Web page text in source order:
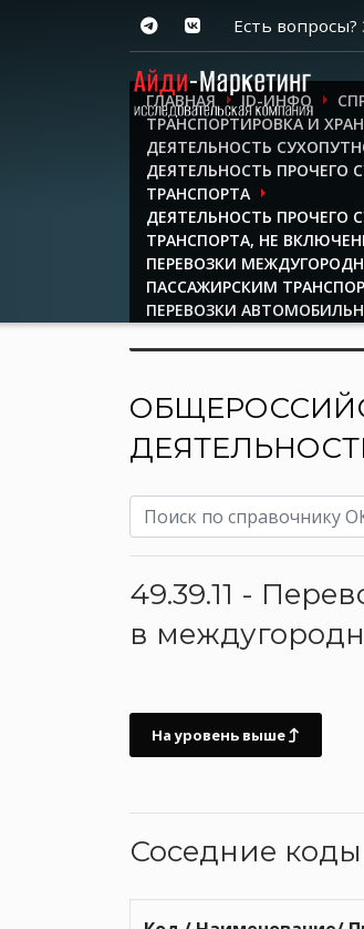
Есть
ГЛАВНАЯ ID-ИНФО
ТРАНСПОРТИРОВКА И
ДЕЯТЕЛЬНОСТЬ
ДЕЯТЕЛЬНОСТЬ ПРОЧЕГО
ТРАНСПОРТА
ДЕЯТЕЛЬНОСТЬ ПРОЧЕГО
ТРАНСПОРТА, НЕ
ПЕРЕВОЗКИ
ПАССАЖИРСКИМ
ПЕРЕВОЗКИ
ТРАНСПОРТОМ В
49.39.11 -
в
На уровень выше
Соседние